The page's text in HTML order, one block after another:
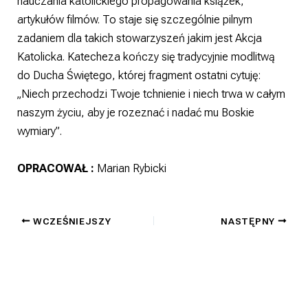
artykułów filmów. To staje się szczególnie pilnym
zadaniem dla takich stowarzyszeń jakim jest Akcja
Katolicka. Katecheza kończy się tradycyjnie modlitwą
do Ducha Świętego, której fragment ostatni cytuję:
„Niech przechodzi Twoje tchnienie i niech trwa w całym
naszym życiu, aby je rozeznać i nadać mu Boskie
wymiary”.
OPRACOWAŁ : Marian Rybicki
WCZEŚNIEJSZY NASTĘPNY